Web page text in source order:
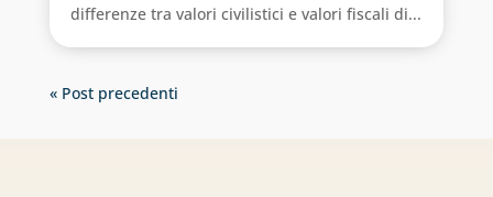
differenze tra valori civilistici e valori fiscali di...
« Post precedenti